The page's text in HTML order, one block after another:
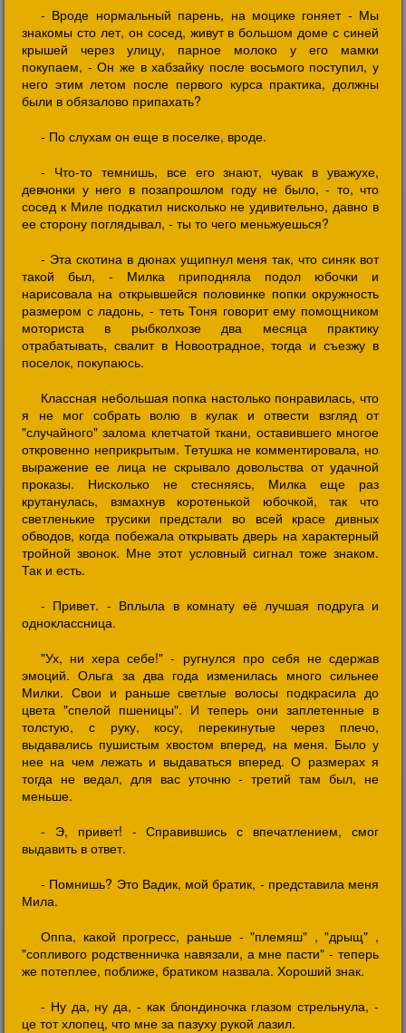
- Вроде нормальный парень, на моцике гоняет - Мы
знакомы сто лет, он сосед, живут в большом доме с синей
крышей через улицу, парное молоко у его мамки
покупаем, - Он же в хабзайку после восьмого поступил, у
него этим летом после первого курса практика, должны
были в обязалово припахать?
- По слухам он еще в поселке, вроде.
- Что-то темнишь, все его знают, чувак в уважухе,
девчонки у него в позапрошлом году не было, - то, что
сосед к Миле подкатил нисколько не удивительно, давно в
ее сторону поглядывал, - ты то чего меньжуешься?
- Эта скотина в дюнах ущипнул меня так, что синяк вот
такой был, - Милка приподняла подол юбочки и
нарисовала на открывшейся половинке попки окружность
размером с ладонь, - теть Тоня говорит ему помощником
моториста в рыбколхозе два месяца практику
отрабатывать, свалит в Новоотрадное, тогда и съезжу в
поселок, покупаюсь.
Классная небольшая попка настолько понравилась, что
я не мог собрать волю в кулак и отвести взгляд от
"случайного" залома клетчатой ткани, оставившего многое
откровенно неприкрытым. Тетушка не комментировала, но
выражение ее лица не скрывало довольства от удачной
проказы. Нисколько не стесняясь, Милка еще раз
крутанулась, взмахнув коротенькой юбочкой, так что
светленькие трусики предстали во всей красе дивных
обводов, когда побежала открывать дверь на характерный
тройной звонок. Мне этот условный сигнал тоже знаком.
Так и есть.
- Привет. - Вплыла в комнату её лучшая подруга и
одноклассница.
"Ух, ни хера себе!" - ругнулся про себя не сдержав
эмоций. Ольга за два года изменилась много сильнее
Милки. Свои и раньше светлые волосы подкрасила до
цвета "спелой пшеницы". И теперь они заплетенные в
толстую, с руку, косу, перекинутые через плечо,
выдавались пушистым хвостом вперед, на меня. Было у
нее на чем лежать и выдаваться вперед. О размерах я
тогда не ведал, для вас уточню - третий там был, не
меньше.
- Э, привет! - Справившись с впечатлением, смог
выдавить в ответ.
- Помнишь? Это Вадик, мой братик, - представила меня
Мила.
Оппа, какой прогресс, раньше - "племяш" , "дрыщ" ,
"сопливого родственничка навязали, а мне пасти" - теперь
же потеплее, поближе, братиком назвала. Хороший знак.
- Ну да, ну да, - как блондиночка глазом стрельнула, -
це тот хлопец, что мне за пазуху рукой лазил.